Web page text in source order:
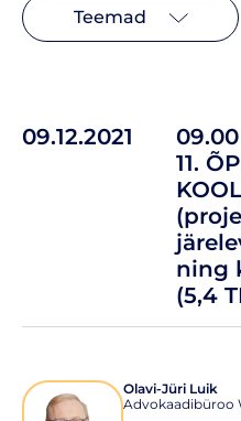
Teemad
09.12.2021
09.00
11.
ning
(5,4
Olavi-Jüri Luik
Advokaadibüroo